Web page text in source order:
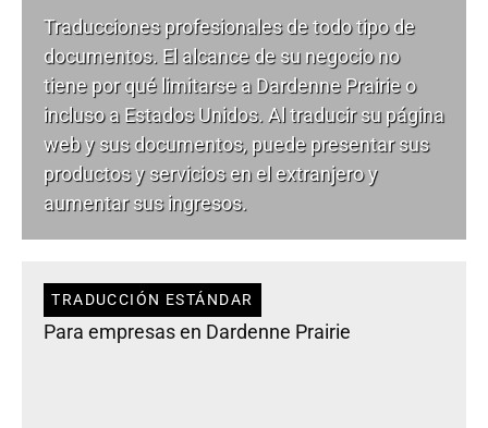
Traducciones profesionales de todo tipo de
documentos. El alcance de su negocio no
tiene por qué limitarse a Dardenne Prairie o
incluso a Estados Unidos. Al traducir su página
web y sus documentos, puede presentar sus
productos y servicios en el extranjero y
aumentar sus ingresos.
TRADUCCIÓN ESTÁNDAR
Para empresas en Dardenne Prairie